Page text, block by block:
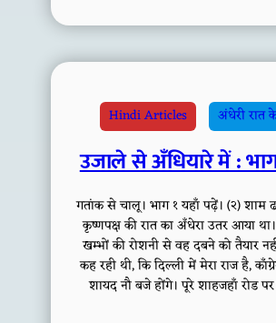
Hindi Articles अंधेरी रात
उजाले से अँधियारे में :
गतांक से चालू। भाग १ यहाँ पढ़ें। (२) शाम
कृष्णपक्ष की रात का अँधेरा उतर आया
खम्भों की रोशनी से वह दबने को तैयार
कह रही थी, कि दिल्ली में मेरा राज है,
शायद नौ बजे होंगे। पूरे शाहजहाँ रोड